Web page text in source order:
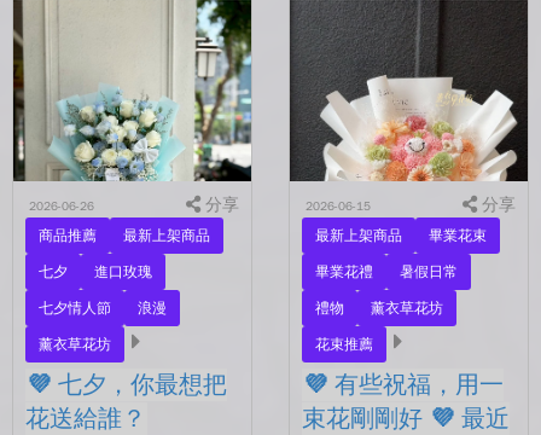
💜 七夕，有些人還沒在一
起。 每天聊天的人，總是
秒回的人， 會記得你愛喝什
麼、喜歡什麼的人。 你們
沒有說過喜歡，卻早已習慣
彼此存在。 七夕快到...
💜有些節日，是提醒我們不
要忘了表達愛。 平常的日
子，總是忙著工作、忙著生
活。 那些想說的謝謝、想
說的辛苦了、想說的我愛
你。 常常就這樣，留到了
下...
2026-06-26 分享
商品推薦
最新上架商品
七夕
進口玫瑰
七夕情人節
浪漫
薰衣草花坊
💜 七夕，你最想把
花送給誰？
2026-06-15 分享
最新上架商品
畢業花束
畢業花禮
暑假日常
禮物
薰衣草花坊
花束推薦
💜 有些祝福，用一
束花剛剛好 💜 最近